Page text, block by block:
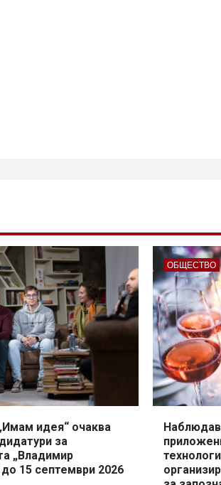
идея“ очаква
за
„Владимир
15 септември 2026
ОБЩЕСТВО